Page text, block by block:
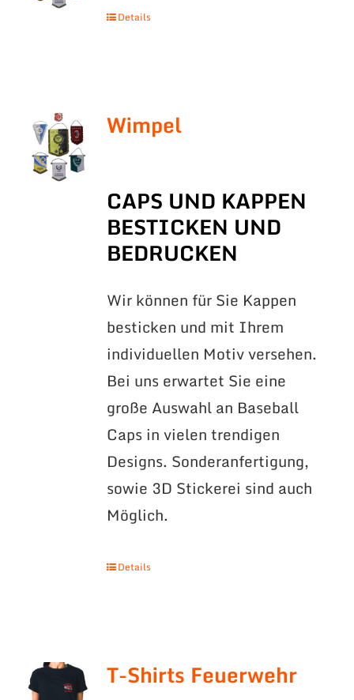
Details
Wimpel
CAPS UND KAPPEN
BESTICKEN UND
BEDRUCKEN
Wir können für Sie Kappen
besticken und mit Ihrem
individuellen Motiv versehen.
Bei uns erwartet Sie eine
große Auswahl an Baseball
Caps in vielen trendigen
Designs. Sonderanfertigung,
sowie 3D Stickerei sind auch
Möglich.
Details
T-Shirts Feuerwehr